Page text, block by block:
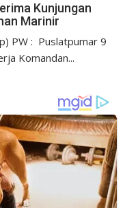
Kunjungan
Marinir
PW : Puslatpumar 9
Komandan...